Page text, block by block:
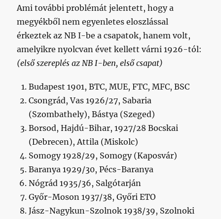
Ami további problémát jelentett, hogy a
megyékből nem egyenletes eloszlással
érkeztek az NB I-be a csapatok, hanem volt,
amelyikre nyolcvan évet kellett várni 1926-tól:
(első szereplés az NB I-ben, első csapat)
Budapest 1901, BTC, MUE, FTC, MFC, BSC
Csongrád, Vas 1926/27, Sabaria
(Szombathely), Bástya (Szeged)
Borsod, Hajdú-Bihar, 1927/28 Bocskai
(Debrecen), Attila (Miskolc)
Somogy 1928/29, Somogy (Kaposvár)
Baranya 1929/30, Pécs-Baranya
Nógrád 1935/36, Salgótarján
Győr-Moson 1937/38, Győri ETO
Jász-Nagykun-Szolnok 1938/39, Szolnoki